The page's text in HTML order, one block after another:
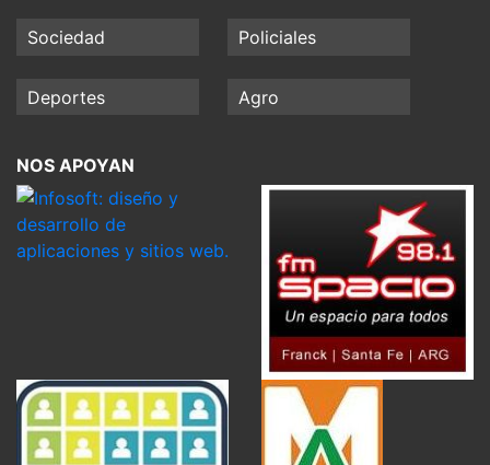
Sociedad Policiales
Deportes Agro
NOS APOYAN